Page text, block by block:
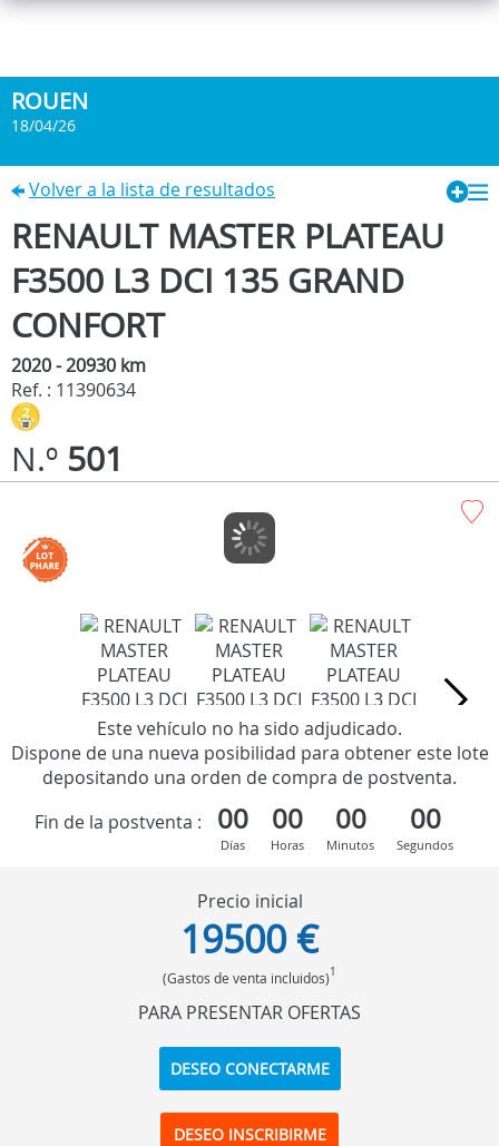
ROUEN
18/04/26
Volver a la lista de resultados
RENAULT MASTER PLATEAU
F3500 L3 DCI 135 GRAND
CONFORT
2020 - 20930 km
Ref. : 11390634
N.º 501
Este vehículo no ha sido adjudicado.
Dispone de una nueva posibilidad para obtener este lote
depositando una orden de compra de postventa.
Fin de la postventa :
00
Días
00
Horas
00
Minutos
00
Segundos
Precio inicial
19500 €
(Gastos de venta incluidos)1
PARA PRESENTAR OFERTAS
DESEO CONECTARME
DESEO INSCRIBIRME